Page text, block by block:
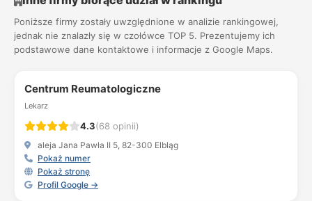
Poniższe firmy zostały uwzględnione w analizie rankingowej,
jednak nie znalazły się w czołówce TOP 5. Prezentujemy ich
podstawowe dane kontaktowe i informacje z Google Maps.
Centrum Reumatologiczne
Lekarz
4.3(68 opinii)
aleja Jana Pawła II 5, 82-300 Elbląg
Pokaż numer
Pokaż stronę
Profil Google →